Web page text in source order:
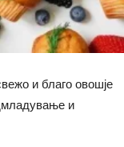
и благо овошје
и